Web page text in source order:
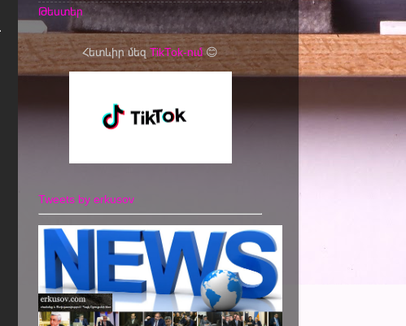
Թեստեր
Հետևիր մեզ TikTok-ում😊
Tweets by erkusov